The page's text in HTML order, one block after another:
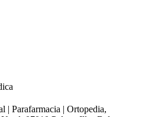
| Parafarmacia | Ortopedia,